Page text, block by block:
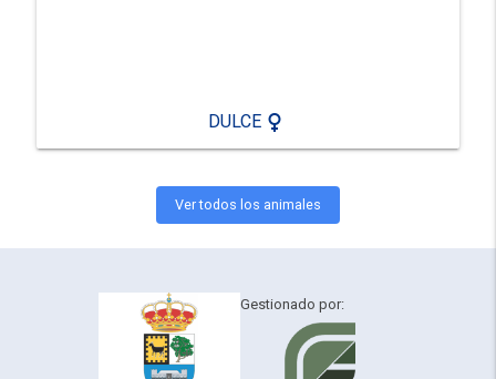
DULCE female
Ver todos los animales
Gestionado por: